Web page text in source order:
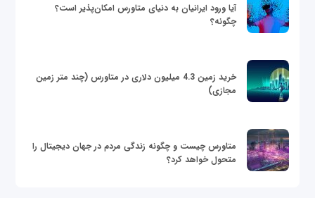
آیا ورود ایرانیان به دنیای متاورس امکان‌پذیر است؟
چگونه؟
خرید زمین 4.3 میلیون دلاری در متاورس (چند متر زمین
مجازی)
متاورس چیست و چگونه زندگی مردم در جهان دیجیتال را
متحول خواهد کرد؟